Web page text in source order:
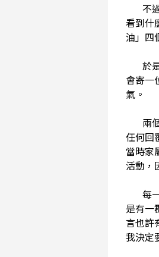
不過
看到什
油」四
於是
會寄一
氣。
兩個
任何回
當時家
活動，
每一
是有一
言也許
我決定